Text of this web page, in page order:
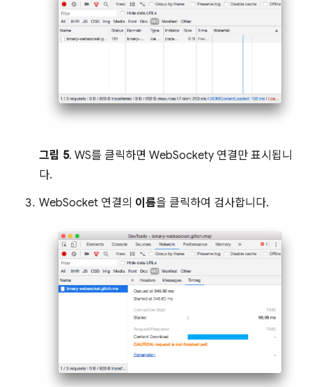
그림 5. WS를 클릭하면 WebSockety 연결만 표시됩니
다.
WebSocket 연결의 이름을 클릭하여 검사합니다.